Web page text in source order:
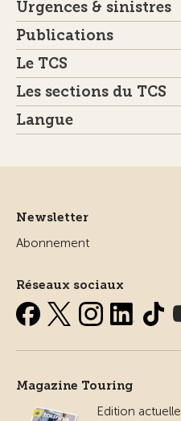
Urgences & sinistres
Publications
Le TCS
Les sections du TCS
Langue
Newsletter
Abonnement
Réseaux sociaux
Magazine Touring
Edition actuelle